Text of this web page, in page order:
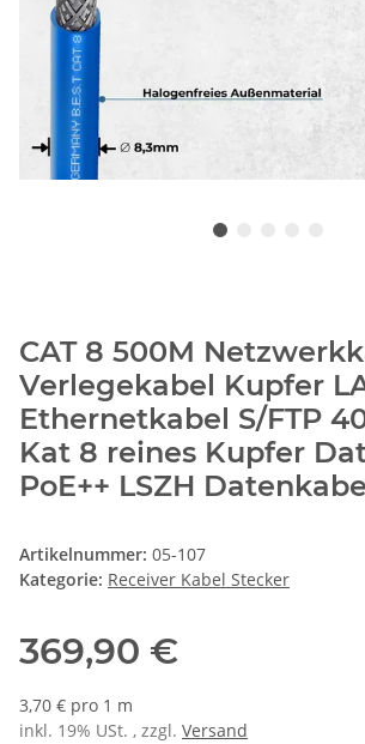
CAT 8 500M
Verlegekabel Kupfer
Ethernetkabel S/FTP
Kat 8 reines Kupfer
PoE++ LSZH
Artikelnummer: 05-107
Kategorie: Receiver Kabel Stecker
369,90 €
3,70 € pro 1 m
inkl. 19% USt. , zzgl. Versand